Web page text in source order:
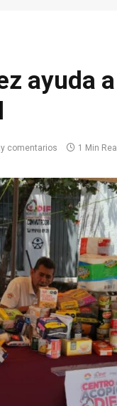
ayuda
comentarios 1 Min